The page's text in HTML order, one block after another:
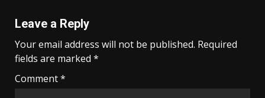
Leave a Reply
Your email address will not be published. Required
fields are marked *
Comment*